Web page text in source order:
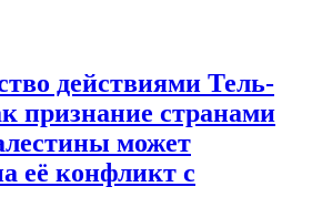
действиями Тель-
признание странами
может
её конфликт с